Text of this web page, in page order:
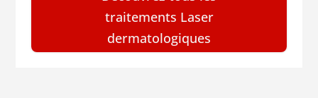
traitements Laser
dermatologiques